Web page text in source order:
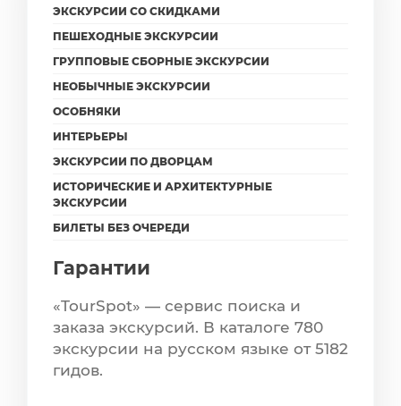
ЭКСКУРСИИ СО СКИДКАМИ
ПЕШЕХОДНЫЕ ЭКСКУРСИИ
ГРУППОВЫЕ СБОРНЫЕ ЭКСКУРСИИ
НЕОБЫЧНЫЕ ЭКСКУРСИИ
ОСОБНЯКИ
ИНТЕРЬЕРЫ
ЭКСКУРСИИ ПО ДВОРЦАМ
ИСТОРИЧЕСКИЕ И АРХИТЕКТУРНЫЕ
ЭКСКУРСИИ
БИЛЕТЫ БЕЗ ОЧЕРЕДИ
Гарантии
«TourSpot» — сервис поиска и
заказа экскурсий. В каталоге 780
экскурсии на русском языке от 5182
гидов.